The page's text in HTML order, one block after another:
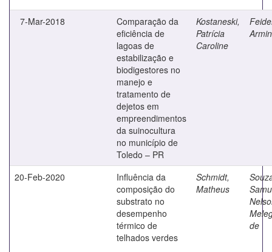
7-Mar-2018
Comparação da
eficiência de
lagoas de
estabilização e
biodigestores no
manejo e
tratamento de
dejetos em
empreendimentos
da suinocultura
no município de
Toledo – PR
Kostaneski,
Patrícia
Caroline
Armin
20-Feb-2020
Influência da
composição do
substrato no
desempenho
térmico de
telhados verdes
Schmidt,
Matheus
de